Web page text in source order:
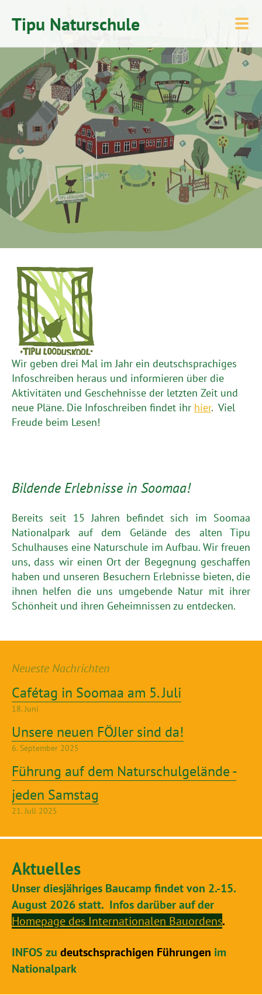
Tipu Naturschule
Wir geben drei Mal im Jahr ein deutschsprachiges
Infoschreiben heraus und informieren über die
Aktivitäten und Geschehnisse der letzten Zeit und
neue Pläne. Die Infoschreiben findet ihr hier. Viel
Freude beim Lesen!
Bildende Erlebnisse in Soomaa!
Bereits seit 15 Jahren befindet sich im Soomaa
Nationalpark auf dem Gelände des alten Tipu
Schulhauses eine Naturschule im Aufbau. Wir freuen
uns, dass wir einen Ort der Begegnung geschaffen
haben und unseren Besuchern Erlebnisse bieten, die
ihnen helfen die uns umgebende Natur mit ihrer
Schönheit und ihren Geheimnissen zu entdecken.
Neueste Nachrichten
Cafétag in Soomaa am 5. Juli
18. Juni
Unsere neuen FÖJler sind da!
6. September 2025
Führung auf dem Naturschulgelände -
jeden Samstag
21. Juli 2025
Aktuelles
Unser diesjähriges Baucamp findet von 2.-15.
August 2026 statt. Infos darüber auf der
Homepage des Internationalen Bauordens.
INFOS zu deutschsprachigen Führungen im
Nationalpark